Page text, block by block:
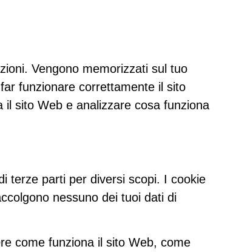
Vengono memorizzati sul tuo
funzionare correttamente il sito
sito Web e analizzare cosa funziona
terze parti per diversi scopi. I cookie
nessuno dei tuoi dati di
come funziona il sito Web, come